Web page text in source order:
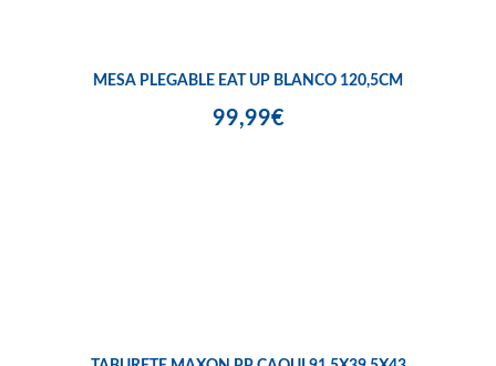
MESA PLEGABLE EAT UP BLANCO 120,5CM
99,99€